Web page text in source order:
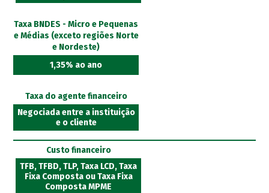
Taxa BNDES - Micro e Pequenas
e Médias (exceto regiões Norte
e Nordeste)
1,35% ao ano
Taxa do agente financeiro
Negociada entre a instituição
e o cliente
Custo financeiro
TFB, TFBD, TLP, Taxa LCD, Taxa
Fixa Composta ou Taxa Fixa
Composta MPME